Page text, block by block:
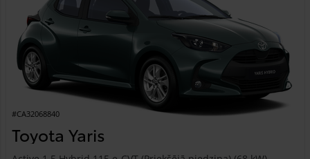
#CA32068840
Toyota Yaris